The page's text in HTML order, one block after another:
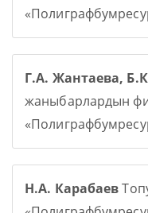
Г.А. Жантаева,
жаныбарлардын
Н.А. Карабаев